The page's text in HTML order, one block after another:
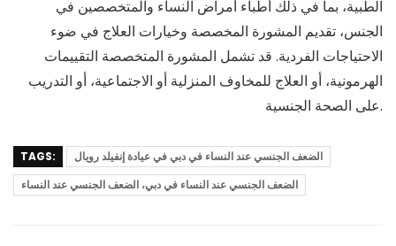
الطبية، بما في ذلك أطباء أمراض النساء والمتخصصين في
الجنس، تقديم المشورة المخصصة وخيارات العلاج في ضوء
الاحتياجات الفردية. قد تشمل المشورة المتخصصة التقييمات
الهرمونية، أو العلاج للمخاوف المنزلية أو الاجتماعية، أو التدريب
على الصحة الجنسية.
TAGS:
الضعف الجنسي عند النساء في دبي في عيادة إنفيلد رويال
الضعف الجنسي عند النساء في دبي، الضعف الجنسي عند النساء